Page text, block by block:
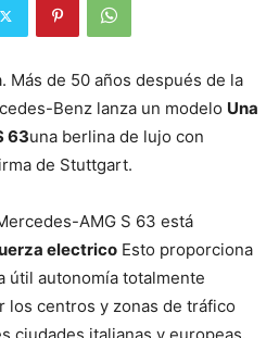
Más de 50 años después de la
Benz lanza un modelo Una
63una berlina de lujo con
de Stuttgart.
AMG S 63 está
electrico Esto proporciona
útil autonomía totalmente
los centros y zonas de tráfico